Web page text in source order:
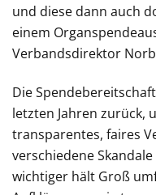
und diese dann auch
einem
Verbandsdirektor
Die
letzten Jahren zurück,
transparentes, faires
verschiedene
wichtiger hält Groß